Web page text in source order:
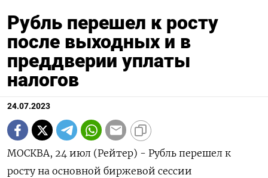
Рубль перешел к росту
после выходных и в
преддверии уплаты
налогов
24.07.2023
МОСКВА, 24 июл (Рейтер) - Рубль перешел к
росту на основной биржевой сессии